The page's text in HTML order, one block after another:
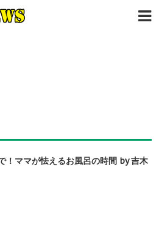
！ママが怯えるお風呂の時間 by 吉木